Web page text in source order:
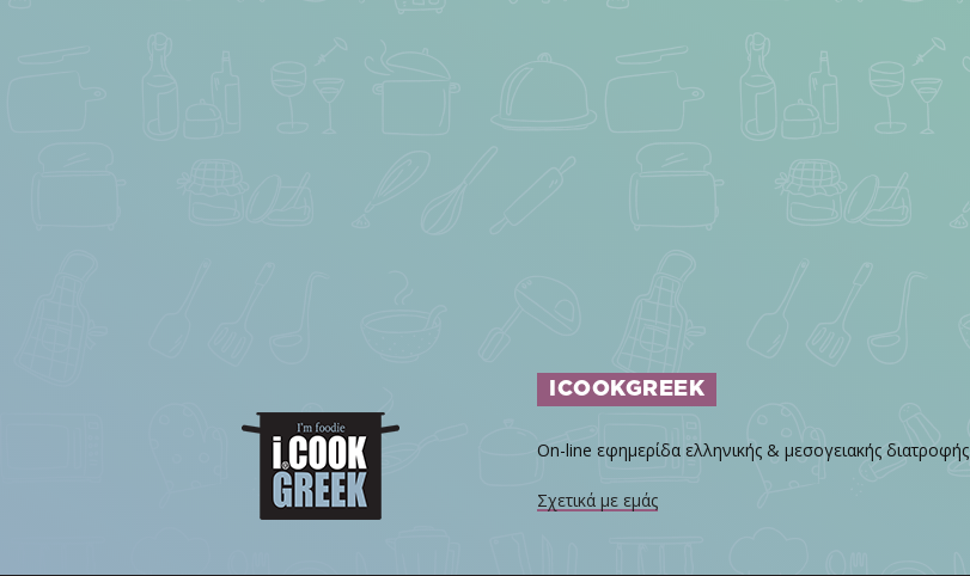
ICOOKGREEK
On-line εφημερίδα ελληνικής & μεσογειακής διατροφής
Σχετικά με εμάς